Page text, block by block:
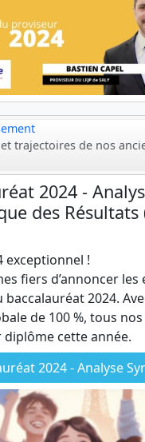
trajectoires de nos
2024 -
des Résultats
exceptionnel !
fiers d’annoncer les
2024.
de 100 %, tous
cette année.
2024 - Analyse Synthétique des